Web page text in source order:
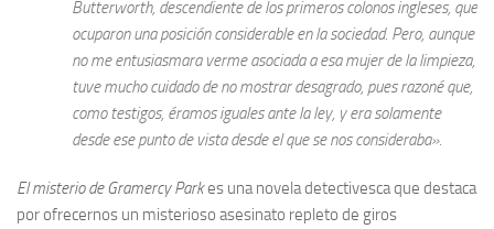
Butterworth, descendiente de los primeros colonos ingleses, que
ocuparon una posición considerable en la sociedad. Pero, aunque
no me entusiasmara verme asociada a esa mujer de la limpieza,
tuve mucho cuidado de no mostrar desagrado, pues razoné que,
como testigos, éramos iguales ante la ley, y era solamente
desde ese punto de vista desde el que se nos consideraba».
El misterio de Gramercy Parkes una novela detectivesca que destaca
por ofrecernos un misterioso asesinato repleto de giros